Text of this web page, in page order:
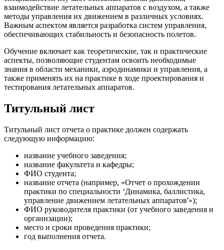
взаимодействие летательных аппаратов с воздухом, а также
методы управления их движением в различных условиях.
Важным аспектом является разработка систем управления,
обеспечивающих стабильность и безопасность полетов.
Обучение включает как теоретические, так и практические
аспекты, позволяющие студентам освоить необходимые
знания в области механики, аэродинамики и управления, а
также применять их на практике в ходе проектирования и
тестирования летательных аппаратов.
Титульный лист
Титульный лист отчета о практике должен содержать
следующую информацию:
название учебного заведения;
название факультета и кафедры;
ФИО студента;
название отчета (например, «Отчет о прохождении
практики по специальности ‘Динамика, баллистика,
управление движением летательных аппаратов'»);
ФИО руководителя практики (от учебного заведения и
организации);
место и сроки проведения практики;
год выполнения отчета.